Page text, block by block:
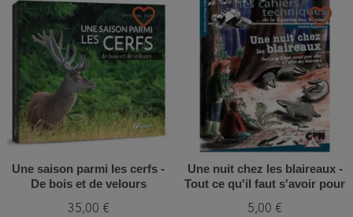
favorite_border
Une saison parmi les cerfs -
De bois et de velours
35,00 €
favorite_border
Une nuit chez les blaireaux -
Tout ce qu'il faut s'avoir pour
5,00 €